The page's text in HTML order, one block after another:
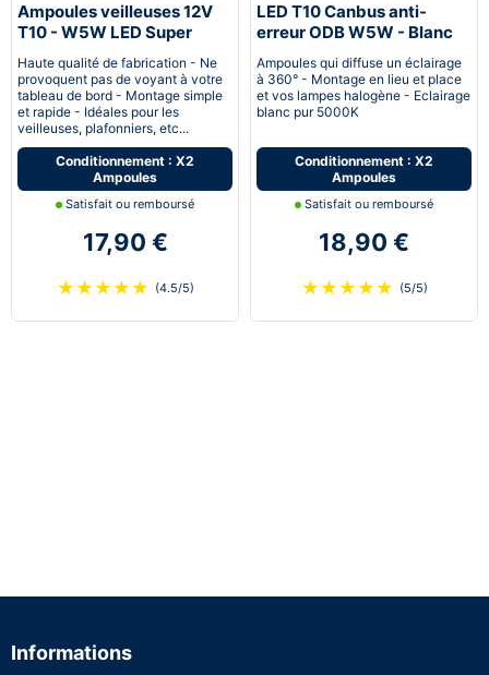
Ampoules veilleuses 12V
T10 - W5W LED Super
Canbus anti-erreur ODB -
GOLD
Haute qualité de fabrication - Ne
provoquent pas de voyant à votre
tableau de bord - Montage simple
et rapide - Idéales pour les
veilleuses, plafonniers, etc...
Conditionnement : X2
Ampoules
Satisfait ou remboursé
17,90 €
★ ★ ★ ★ ★ (4.5/5)
LED T10 Canbus anti-
erreur ODB W5W - Blanc
Ampoules qui diffuse un éclairage
à 360° - Montage en lieu et place
et vos lampes halogène - Eclairage
blanc pur 5000K
Conditionnement : X2
Ampoules
Satisfait ou remboursé
18,90 €
★ ★ ★ ★ ★ (5/5)
Informations